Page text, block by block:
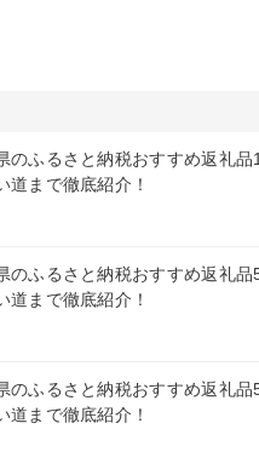
のふるさと納税おすすめ返礼品
道まで徹底紹介！
のふるさと納税おすすめ返礼品
道まで徹底紹介！
のふるさと納税おすすめ返礼品
道まで徹底紹介！